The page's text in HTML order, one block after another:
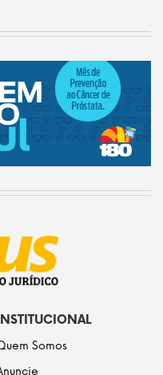
Somos